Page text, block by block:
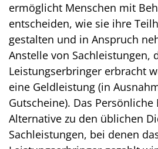
ermöglicht Menschen mit
entscheiden, wie sie ihre
gestalten und in Anspruch
Anstelle von Sachleistungen,
Leistungserbringer erbracht
eine Geldleistung (in
Gutscheine). Das
Alternative zu den üblichen
Sachleistungen, bei denen